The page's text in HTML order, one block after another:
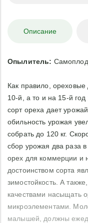
Описание
Опылитель:
Как правило,
10-й, а то и на 15-й
сорт ореха дает
обильность урожая
собрать до 120 кг.
сбор урожая два раза в
орех для коммерции и
достоинством сорта
зимостойкость. А
качествами насыщать
микроэлементами.
малышей, должны